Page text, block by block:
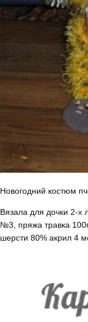
Новогодний костюм
Вязала для дочки 2-х
№3, пряжа травка
шерсти 80% акрил 4